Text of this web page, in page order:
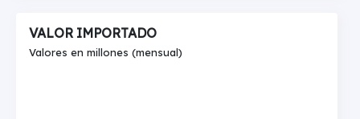
VALOR IMPORTADO
Valores en millones (mensual)